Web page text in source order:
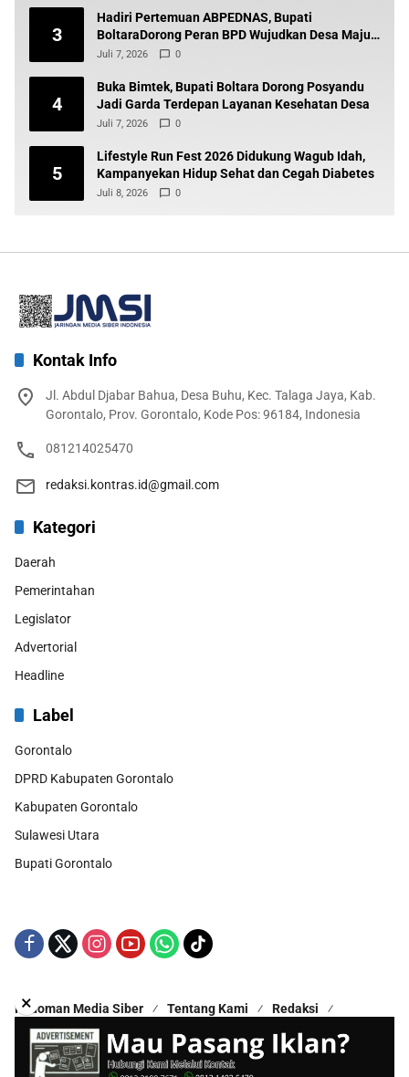
3
Hadiri Pertemuan ABPEDNAS, Bupati
BoltaraDorong Peran BPD Wujudkan Desa Maju
dan Transparan
Juli 7, 2026 0
4
Buka Bimtek, Bupati Boltara Dorong Posyandu
Jadi Garda Terdepan Layanan Kesehatan Desa
Juli 7, 2026 0
5
Lifestyle Run Fest 2026 Didukung Wagub Idah,
Kampanyekan Hidup Sehat dan Cegah Diabetes
Juli 8, 2026 0
Kontak Info
Jl. Abdul Djabar Bahua, Desa Buhu, Kec. Talaga Jaya, Kab.
Gorontalo, Prov. Gorontalo, Kode Pos: 96184, Indonesia
081214025470
redaksi.kontras.id@gmail.com
Kategori
Daerah
Pemerintahan
Legislator
Advertorial
Headline
Label
Gorontalo
DPRD Kabupaten Gorontalo
Kabupaten Gorontalo
Sulawesi Utara
Bupati Gorontalo
Pedoman Media Siber Tentang Kami
Redaksi
Kontak Kami
Disclaimer
Copyright © 2025 - All Rights Reserved | Proudly Hosted by
×